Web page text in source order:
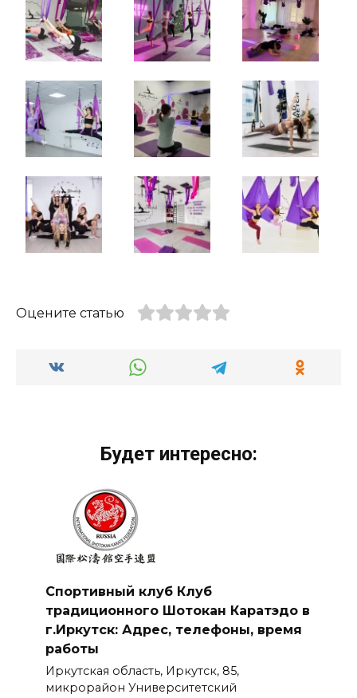
Оцените статью
Будет интересно:
Спортивный клуб Клуб
традиционного Шотокан Каратэдо в
г.Иркутск: Адрес, телефоны, время
работы
Иркутская область, Иркутск, 85,
микрорайон Университетский